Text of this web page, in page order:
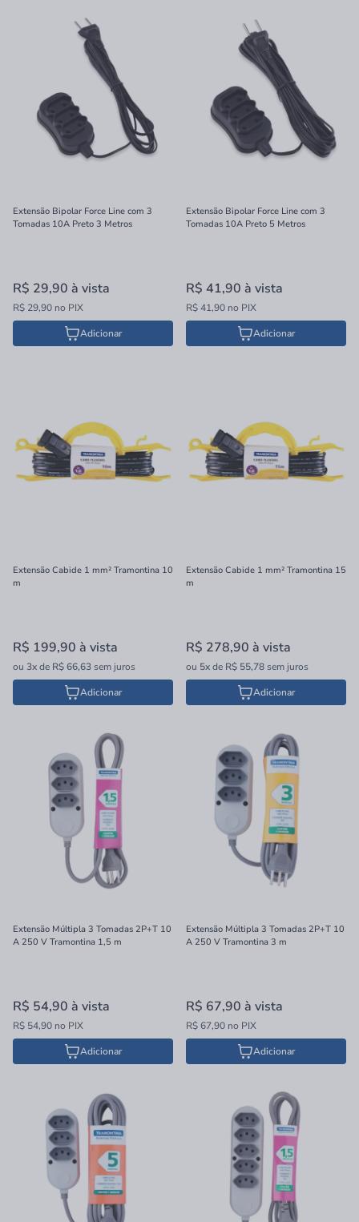
Extensão Bipolar Force Line com 3
Tomadas 10A Preto 3 Metros
R$ 29,90 à vista
R$ 29,90 no PIX
Adicionar
Extensão Bipolar Force Line com 3
Tomadas 10A Preto 5 Metros
R$ 41,90 à vista
R$ 41,90 no PIX
Adicionar
Extensão Cabide 1 mm² Tramontina 10
m
R$ 199,90 à vista
ou 3xde R$ 66,63sem juros
Adicionar
Extensão Cabide 1 mm² Tramontina 15
m
R$ 278,90 à vista
ou 5xde R$ 55,78sem juros
Adicionar
Extensão Múltipla 3 Tomadas 2P+T 10
A 250 V Tramontina 1,5 m
R$ 54,90 à vista
R$ 54,90 no PIX
Adicionar
Extensão Múltipla 3 Tomadas 2P+T 10
A 250 V Tramontina 3 m
R$ 67,90 à vista
R$ 67,90 no PIX
Adicionar